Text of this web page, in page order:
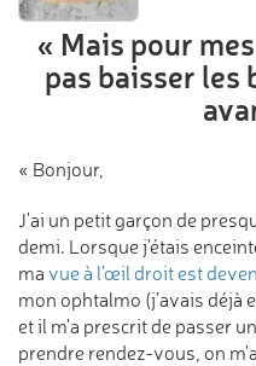
« Mais pour
pas baisser les
« Bonjour,
J'ai un petit garçon de
demi. Lorsque j'étais
ma vue à l'œil droit est
mon ophtalmo (j’avais déjà
et il m'a prescrit de passer
prendre rendez-vous, on